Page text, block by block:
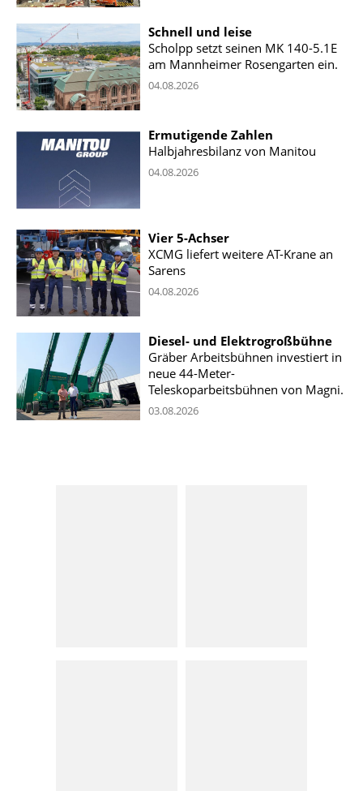
Schnell und leise
Scholpp setzt seinen MK 140-5.1E
am Mannheimer Rosengarten ein.
04.08.2026
Ermutigende Zahlen
Halbjahresbilanz von Manitou
04.08.2026
Vier 5-Achser
XCMG liefert weitere AT-Krane an
Sarens
04.08.2026
Diesel- und Elektrogroßbühne
Gräber Arbeitsbühnen investiert in
neue 44-Meter-
Teleskoparbeitsbühnen von Magni.
03.08.2026